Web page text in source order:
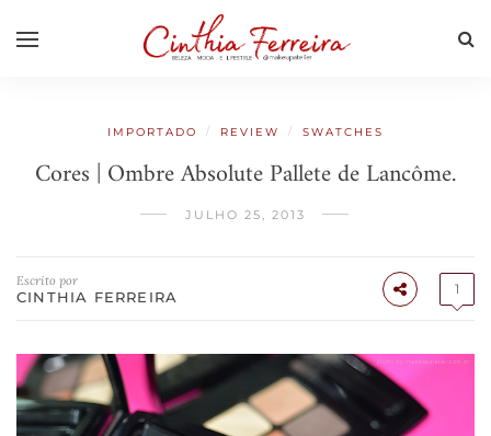
IMPORTADO / REVIEW / SWATCHES
Cores | Ombre Absolute Pallete de Lancôme.
JULHO 25, 2013
Escrito por
CINTHIA FERREIRA 1